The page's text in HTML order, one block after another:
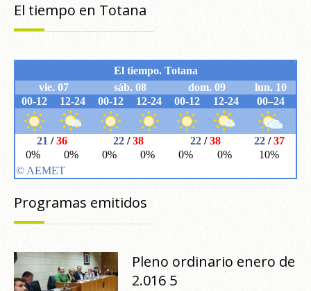
Programas emitidos
Pleno ordinario enero de
2.016 5
El tiempo en Totana